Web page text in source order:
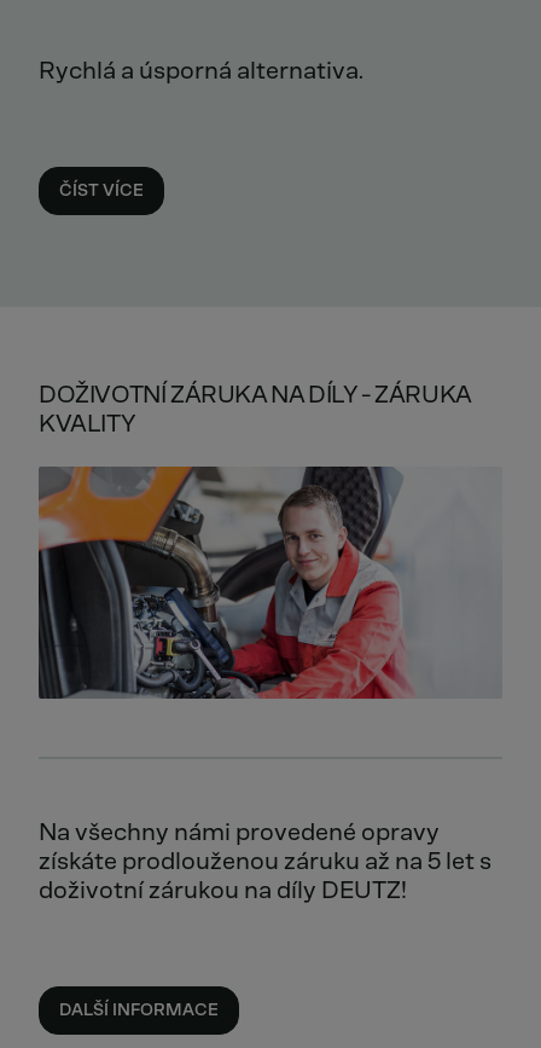
Rychlá a úsporná alternativa.
ČÍST VÍCE
DOŽIVOTNÍ ZÁRUKA NA DÍLY - ZÁRUKA
KVALITY
Na všechny námi provedené opravy
získáte prodlouženou záruku až na 5 let s
doživotní zárukou na díly DEUTZ!
DALŠÍ INFORMACE